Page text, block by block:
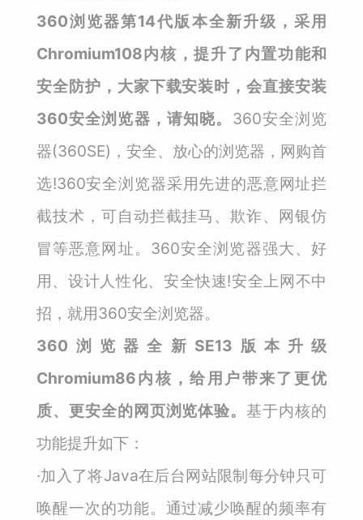
360浏览器第14代版本全新升级，采用
Chromium108内核，提升了内置功能和
安全防护，大家下载安装时，会直接安装
360安全浏览器，请知晓。 360安全浏览
器(360SE)，安全、放心的浏览器，网购首
选!360安全浏览器采用先进的恶意网址拦
截技术，可自动拦截挂马、欺诈、网银仿
冒等恶意网址。360安全浏览器强大、好
用、设计人性化、安全快速!安全上网不中
招，就用360安全浏览器。
360浏览器全新SE13版本升级
Chromium86内核，给用户带来了更优
质、更安全的网页浏览体验。 基于内核的
功能提升如下：
·加入了将Java在后台网站限制每分钟只可
唤醒一次的功能。通过减少唤醒的频率有